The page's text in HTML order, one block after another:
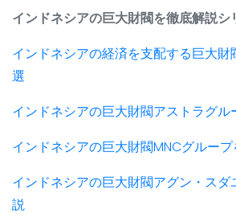
インドネシアの巨大財閥を徹底解説シ
インドネシアの経済を支配する巨大財
選
インドネシアの巨大財閥アストラグル
インドネシアの巨大財閥MNCグルー
インドネシアの巨大財閥アグン・ス
説